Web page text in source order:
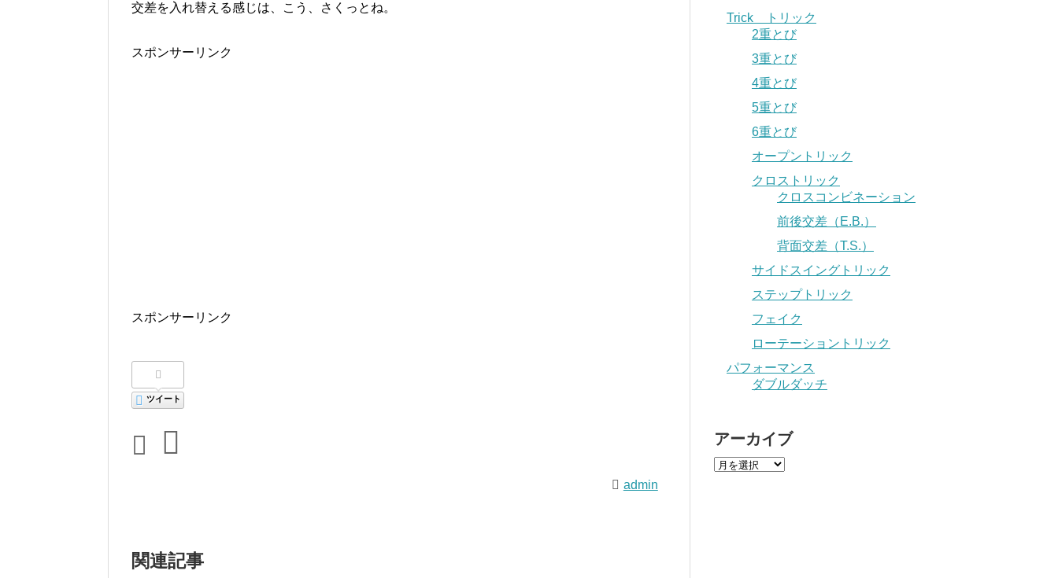
交差を入れ替える感じは、こう、さくっとね。
スポンサーリンク
スポンサーリンク
ツイート
admin
関連記事
Trick トリック
2重とび
3重とび
4重とび
5重とび
6重とび
オープントリック
クロストリック
クロスコンビネーション
前後交差（E.B.）
背面交差（T.S.）
サイドスイングトリック
ステップトリック
フェイク
ローテーショントリック
パフォーマンス
ダブルダッチ
アーカイブ